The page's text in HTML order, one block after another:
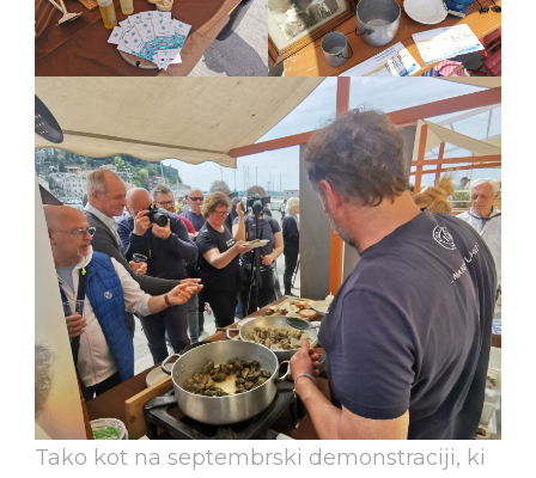
Tako kot na septembrski demonstraciji, ki